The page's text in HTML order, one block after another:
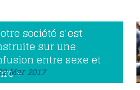
société s’est
sur une
entre sexe et
»
Mar 2017